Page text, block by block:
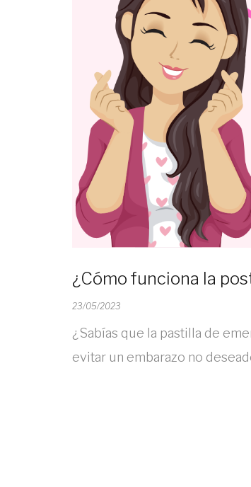
¿Cómo funciona la
23/05/2023
¿Sabías que la pastilla de
evitar un embarazo no